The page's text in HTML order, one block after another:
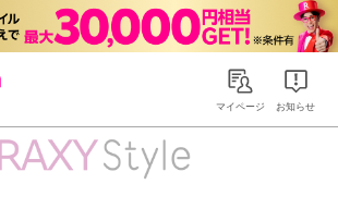
Rakuten RAXYマイページ お知らせ